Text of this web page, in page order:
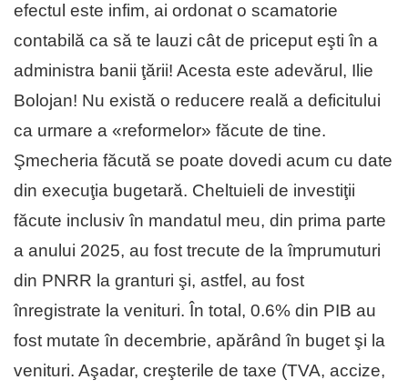
efectul este infim, ai ordonat o scamatorie
contabilă ca să te lauzi cât de priceput eşti în a
administra banii ţării! Acesta este adevărul, Ilie
Bolojan! Nu există o reducere reală a deficitului
ca urmare a «reformelor» făcute de tine.
Şmecheria făcută se poate dovedi acum cu date
din execuţia bugetară. Cheltuieli de investiţii
făcute inclusiv în mandatul meu, din prima parte
a anului 2025, au fost trecute de la împrumuturi
din PNRR la granturi şi, astfel, au fost
înregistrate la venituri. În total, 0.6% din PIB au
fost mutate în decembrie, apărând în buget şi la
venituri. Aşadar, creşterile de taxe (TVA, accize,